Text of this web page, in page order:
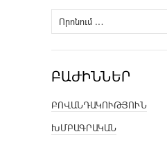
Որոնել՝
ԲԱԺԻՆՆԵՐ
ԲՈՎԱՆԴԱԿՈՒԹՅՈՒՆ
ԽՄԲԱԳՐԱԿԱՆ